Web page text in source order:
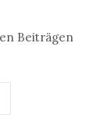
Beiträgen